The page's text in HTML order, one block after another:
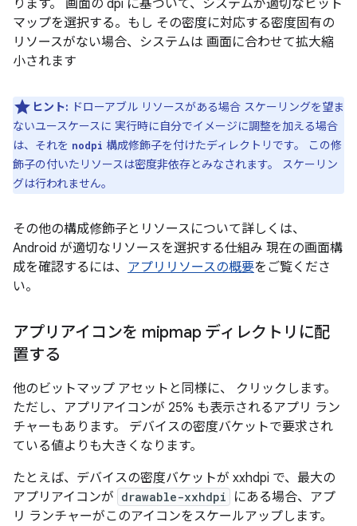
ります。 画面の dpi に基づいて、システムが適切なビット
マップを選択する。もし その密度に対応する密度固有の
リソースがない場合、システムは 画面に合わせて拡大縮
小されます
ヒント: ドローアブル リソースがある場合 スケーリングを望ま
ないユースケースに 実行時に自分でイメージに調整を加える場合
は、それを nodpi 構成修飾子を付けたディレクトリです。 この修
飾子の付いたリソースは密度非依存とみなされます。 スケーリン
グは行われません。
その他の構成修飾子とリソースについて詳しくは、
Android が適切なリソースを選択する仕組み 現在の画面構
成を確認するには、 アプリリソースの概要をご覧くださ
い。
アプリアイコンを mipmap ディレクトリに配
置する
他のビットマップ アセットと同様に、 クリックします。
ただし、アプリアイコンが 25% も表示されるアプリ ラン
チャーもあります。 デバイスの密度バケットで要求され
ている値よりも大きくなります。
たとえば、デバイスの密度バケットが xxhdpi で、最大の
アプリアイコンが drawable-xxhdpi
にある場合、アプ
リ ランチャーがこのアイコンをスケールアップします。